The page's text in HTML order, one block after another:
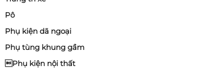
Pô
Phụ kiện dã ngoại
Phụ tùng khung gầm
Phụ kiện nội thất